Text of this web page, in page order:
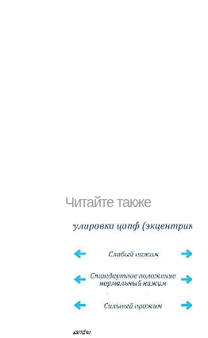
Читайте также